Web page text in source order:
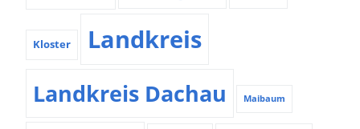
Kloster Landkreis
Landkreis Dachau Maibaum